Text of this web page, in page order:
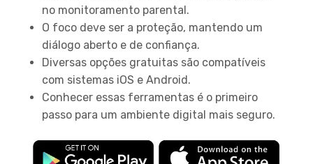
no monitoramento parental.
O foco deve ser a proteção, mantendo um
diálogo aberto e de confiança.
Diversas opções gratuitas são compatíveis
com sistemas iOS e Android.
Conhecer essas ferramentas é o primeiro
passo para um ambiente digital mais seguro.